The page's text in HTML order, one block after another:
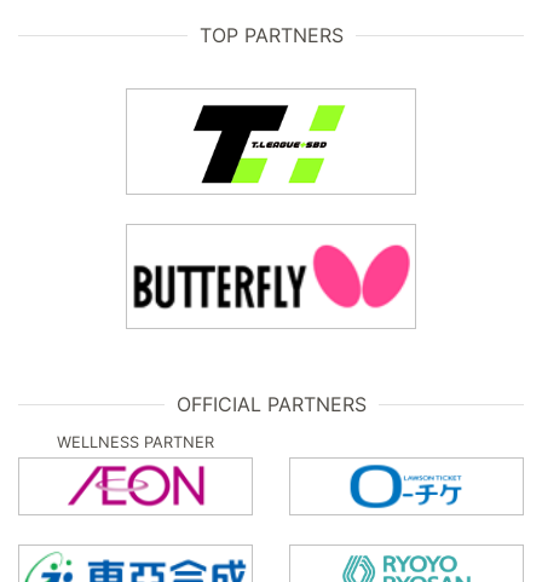
TOP PARTNERS
OFFICIAL PARTNERS
WELLNESS PARTNER